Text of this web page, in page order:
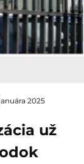
2025
už